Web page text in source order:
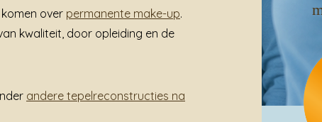
over permanente make-up.
kwaliteit, door opleiding en de
andere tepelreconstructies na